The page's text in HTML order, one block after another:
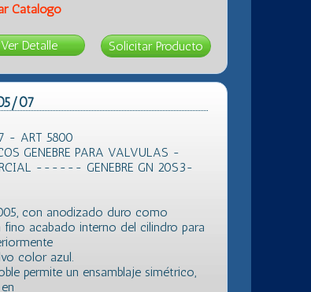
Catálogo
Ver Detalle
07
- ART 5800
GENEBRE PARA VALVULAS -
------ GENEBRE GN 20S3-
con anodizado duro como
acabado interno del cilindro para
color azul.
permite un ensamblaje simétrico,